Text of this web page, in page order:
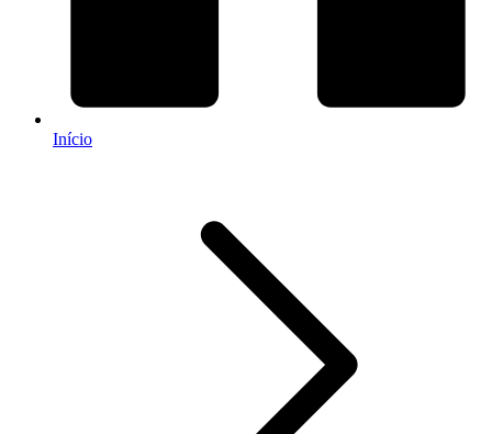
Início